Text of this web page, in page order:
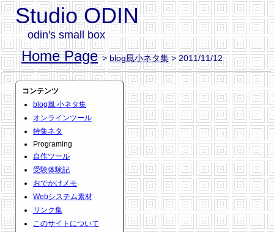
Studio ODIN
odin's small box
Home Page >blog風小ネタ集> 2011/11/12
コンテンツ
blog風 小ネタ集
オンラインツール
特集ネタ
Programing
自作ツール
受験体験記
おでかけメモ
Webシステム素材
リンク集
このサイトについて